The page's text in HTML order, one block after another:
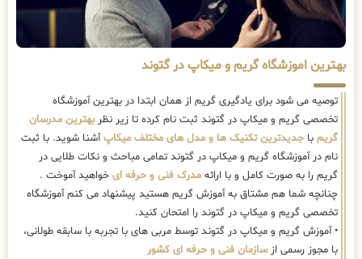
بهترین اموزشگاه گریم و میکاپ در گتوند
توصیه می شود برای یادگیری گریم از همان ابتدا در بهترین آموزشگاه
تخصصی گریم و میکاپ در گتوند ثبت نام کرده تا زیر نظربهترین مدرسان
گریم با جدیدترین تکنیک ها و مدل های مختلف میکاپآشنا شوید. با ثبت
نام در آموزشگاه گریم و میکاپ در گتوند تمامی مباحث و نکات طلایی در
گریم را به صورت کامل و با ارائه مدرک فنی و حرفه ای خواهید آموخت .
چنانچه شما هم مشتاق به آموزش گریم هستید پیشنهاد می کنم آموزشگاه
تخصصی گریم و میکاپ در گتوند را امتحان کنید.
• آموزش گریم و میکاپ در گتوند توسط مربی های با تجربه با سابقه طولانی،
با مجوز رسمی ازسازمان فنی و حرفه ای کشور